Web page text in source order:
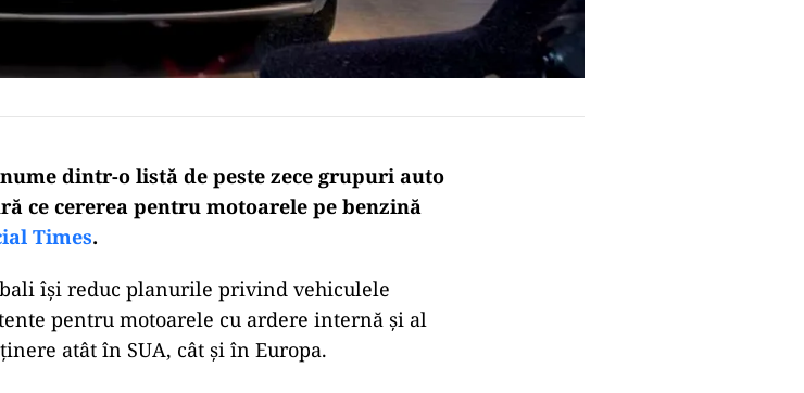
dintr-o listă de peste zece grupuri auto
ce cererea pentru motoarele pe benzină
Times.
își reduc planurile privind vehiculele
pentru motoarele cu ardere internă și al
atât în SUA, cât și în Europa.